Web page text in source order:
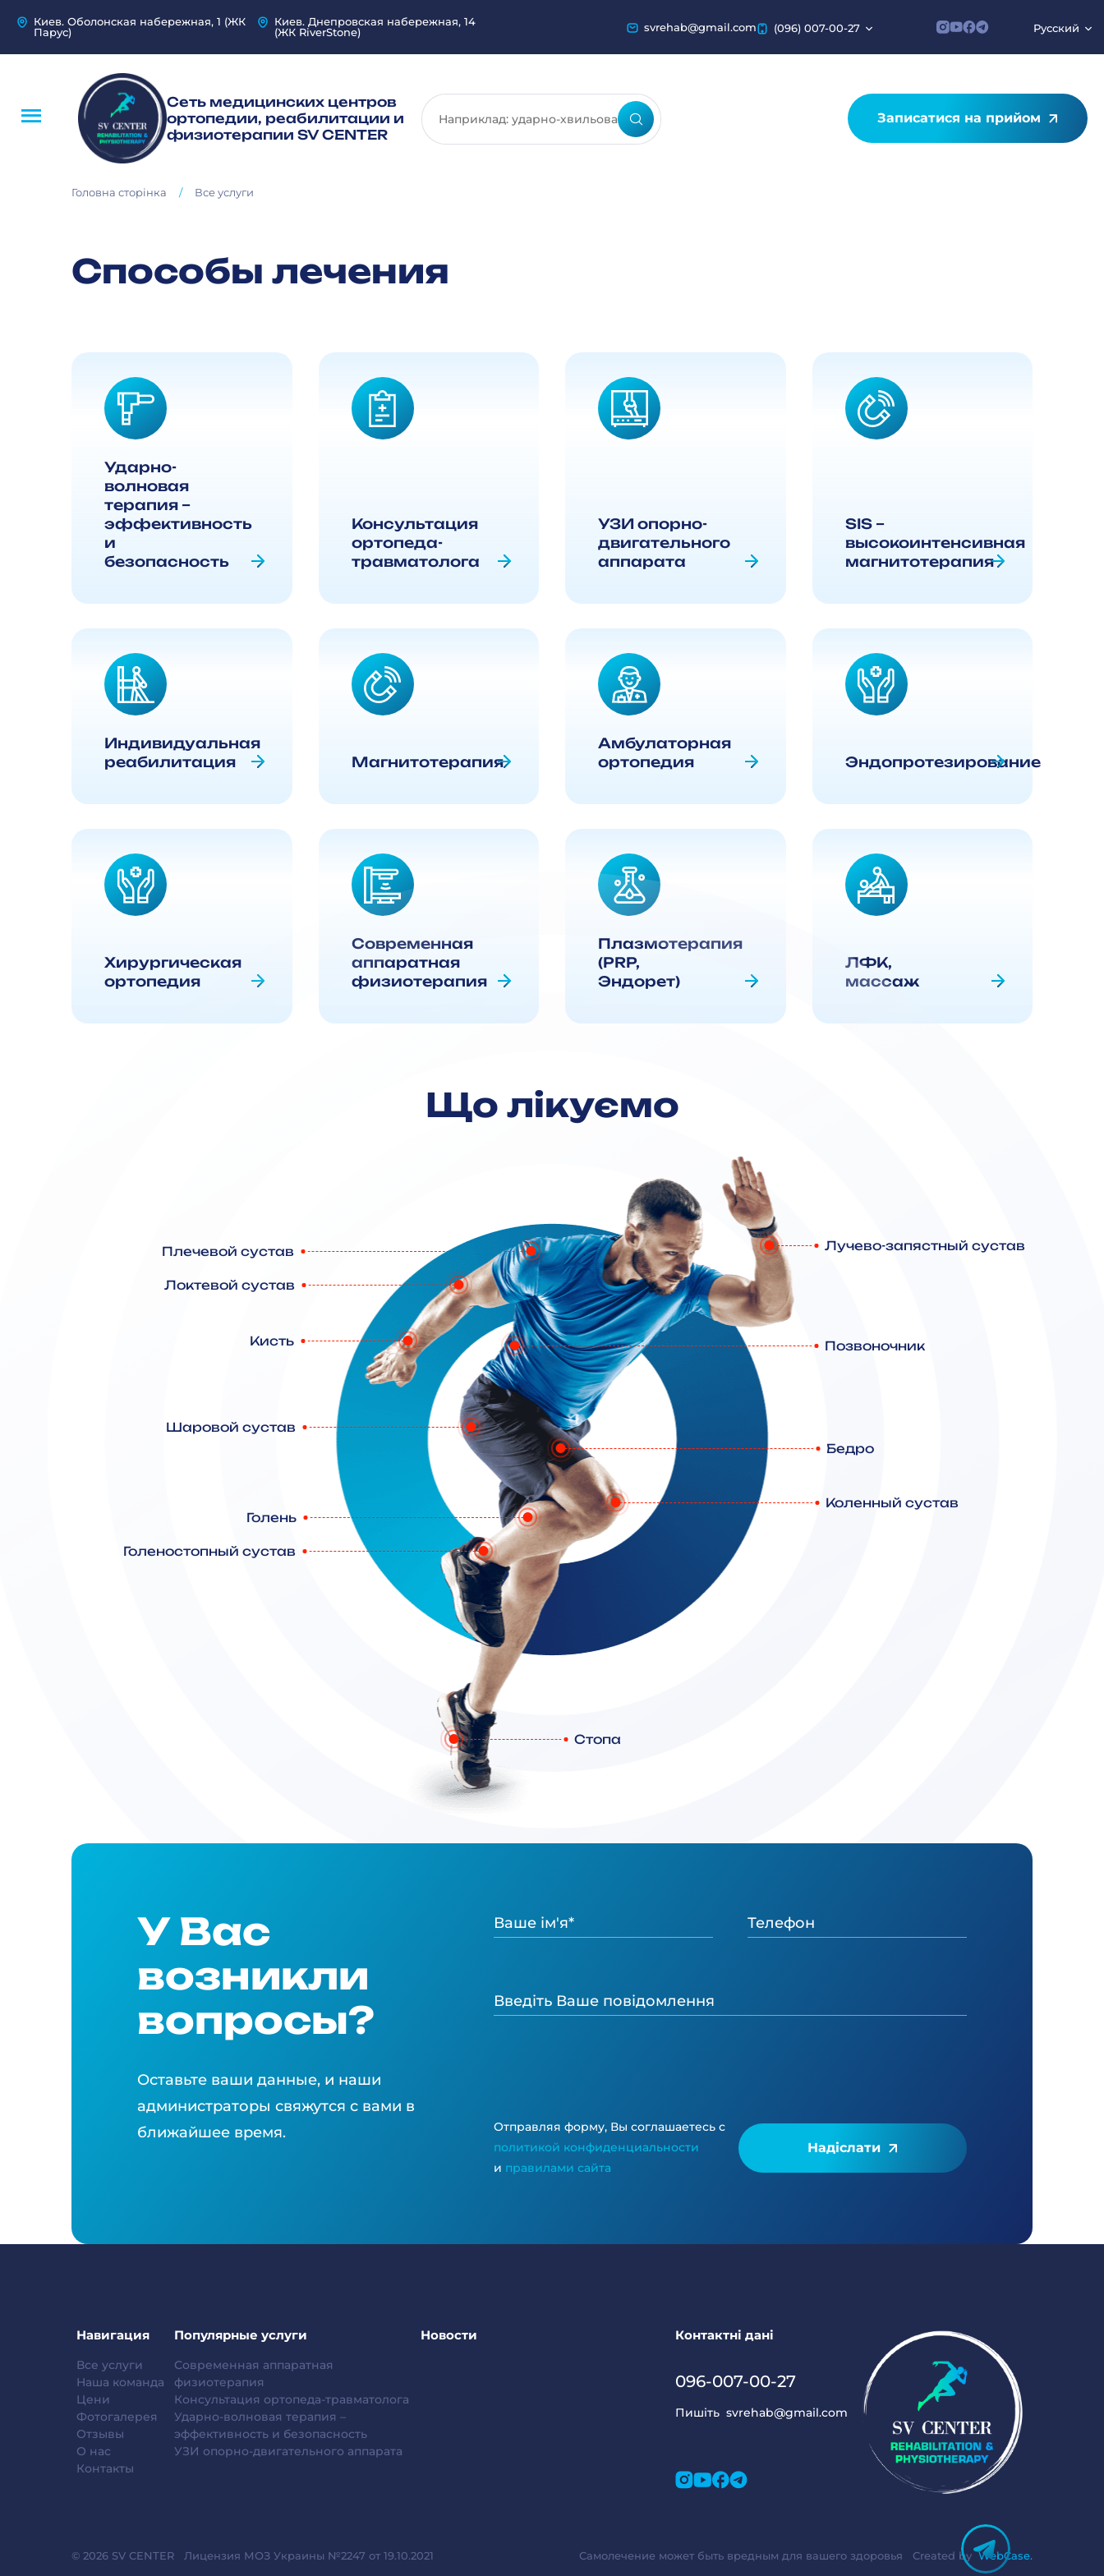
Киев. Оболонская набережная, 1 (ЖК
Парус)
Киев. Днепровская набережная, 14
(ЖК RiverStone)
svrehab@gmail.com (096) 007-00-27 Русский
Сеть медицинских центров
ортопедии, реабилитации и
физиотерапии SV CENTER
Записатися на прийом
Головна сторінка / Все услуги
Способы лечения
Ударно-
волновая
терапия –
эффективность
и
безопасность
Консультация
ортопеда-
травматолога
УЗИ опорно-
двигательного
аппарата
SIS –
высокоинтенсивная
магнитотерапия
Индивидуальная
реабилитация
Магнитотерапия
Амбулаторная
ортопедия
Эндопротезирование
Хирургическая
ортопедия
Современная
аппаратная
физиотерапия
Плазмотерапия
(PRP,
Эндорет)
ЛФК,
массаж
Що лікуємо
Плечевой сустав
Локтевой сустав
Кисть Позвоночник
Лучево-запястный сустав
Шаровой сустав
Бедро
Коленный сустав
Голень
Голеностопный сустав
Стопа
У Вас
возникли
вопросы?
Оставьте ваши данные, и наши
администраторы свяжутся с вами в
ближайшее время.
Отправляя форму, Вы соглашаетесь с
политикой конфиденциальности
и правилами сайта
Надіслати
Навигация
Все услуги
Наша команда
Цени
Фотогалерея
Отзывы
О нас
Контакты
Популярные услуги
Современная аппаратная
физиотерапия
Консультация ортопеда-травматолога
Ударно-волновая терапия –
эффективность и безопасность
УЗИ опорно-двигательного аппарата
Новости Контактні дані
096-007-00-27
Пишіть svrehab@gmail.com
© 2026 SV CENTER Лицензия МОЗ Украины №2247 от 19.10.2021 Самолечение может быть вредным для вашего здоровья Created byWebCase.